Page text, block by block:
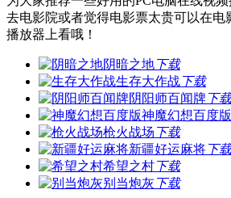
去电影院或者觉得电影票太贵可以在电
播放器上看哦！
阴暗之地下载
生存大作战下载
阴阳师百闻牌下载
神魔幻想百度版
枪火战场 下载
新疆好运麻将下载
希望之村下载
别当炮灰 下载